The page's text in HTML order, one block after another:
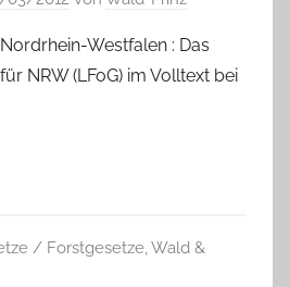
Westfalen : Das
NRW (LFoG) im Volltext bei
/ Forstgesetze, Wald &